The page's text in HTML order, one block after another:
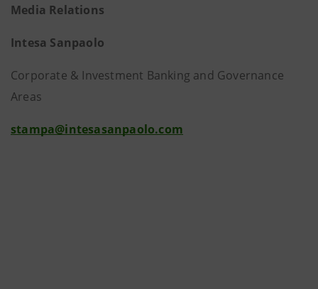
Media Relations
Intesa Sanpaolo
Corporate & Investment Banking and Governance
Areas
stampa@intesasanpaolo.com